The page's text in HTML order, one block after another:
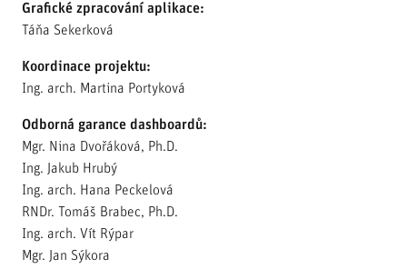
Grafické zpracování aplikace:
Táňa Sekerková
Koordinace projektu:
Ing. arch. Martina Portyková
Odborná garance dashboardů:
Mgr. Nina Dvořáková, Ph.D.
Ing. Jakub Hrubý
Ing. arch. Hana Peckelová
RNDr. Tomáš Brabec, Ph.D.
Ing. arch. Vít Rýpar
Mgr. Jan Sýkora